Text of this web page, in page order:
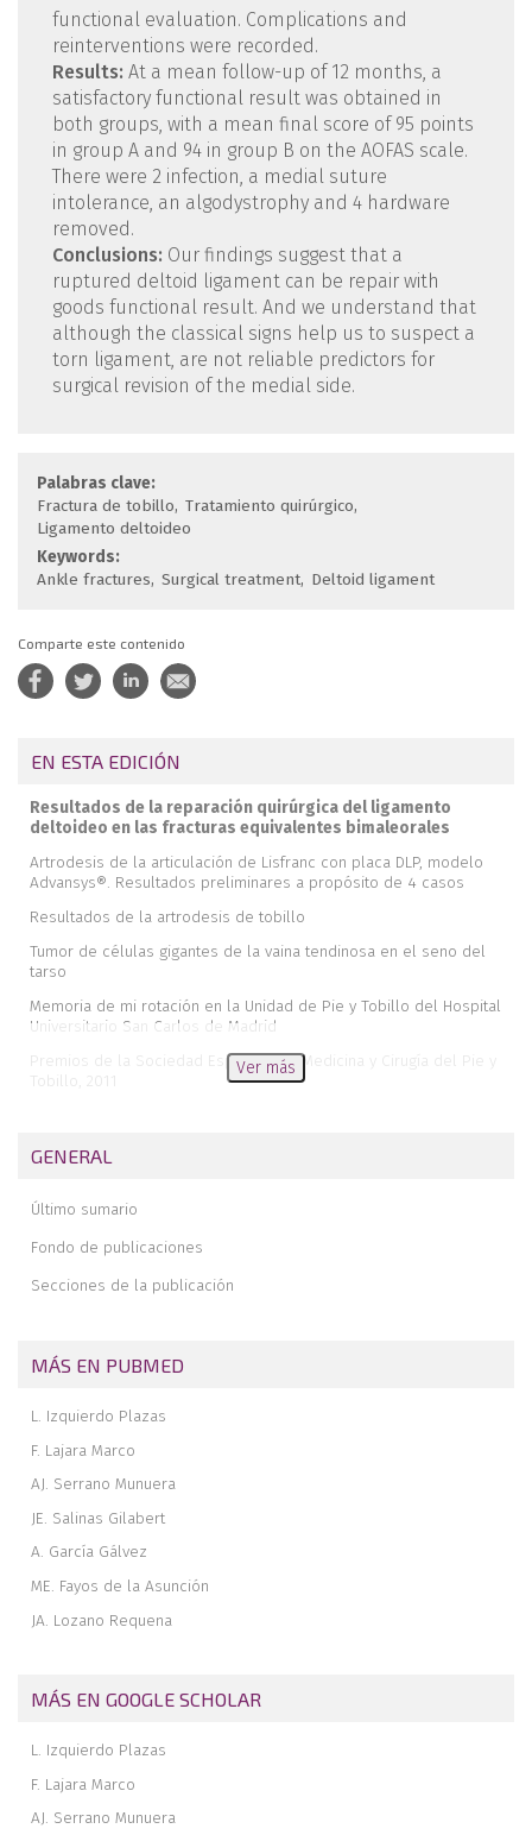
functional evaluation. Complications and
reinterventions were recorded.
Results: At a mean follow-up of 12 months, a
satisfactory functional result was obtained in
both groups, with a mean final score of 95 points
in group A and 94 in group B on the AOFAS scale.
There were 2 infection, a medial suture
intolerance, an algodystrophy and 4 hardware
removed.
Conclusions: Our findings suggest that a
ruptured deltoid ligament can be repair with
goods functional result. And we understand that
although the classical signs help us to suspect a
torn ligament, are not reliable predictors for
surgical revision of the medial side.
Palabras clave:
Fractura de tobillo Tratamiento quirúrgico
Ligamento deltoideo
Keywords:
Ankle fractures Surgical treatment Deltoid ligament
Comparte este contenido
EN ESTA EDICIÓN
Resultados de la reparación quirúrgica del ligamento
deltoideo en las fracturas equivalentes bimaleorales
Artrodesis de la articulación de Lisfranc con placa DLP, modelo
Advansys®. Resultados preliminares a propósito de 4 casos
Resultados de la artrodesis de tobillo
Tumor de células gigantes de la vaina tendinosa en el seno del
tarso
Memoria de mi rotación en la Unidad de Pie y Tobillo del Hospital
Universitario San Carlos de Madrid
Premios de la Sociedad Española de Medicina y Cirugía del Pie y
Tobillo, 2011
Ver más
GENERAL
Último sumario
Fondo de publicaciones
Secciones de la publicación
MÁS EN PUBMED
L. Izquierdo Plazas
F. Lajara Marco
AJ. Serrano Munuera
JE. Salinas Gilabert
A. García Gálvez
ME. Fayos de la Asunción
JA. Lozano Requena
MÁS EN GOOGLE SCHOLAR
L. Izquierdo Plazas
F. Lajara Marco
AJ. Serrano Munuera